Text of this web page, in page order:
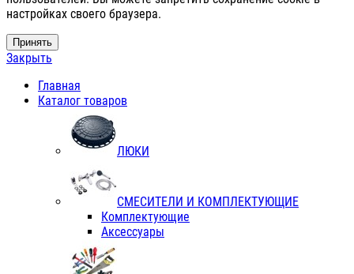
настройках своего браузера.
Принять
Закрыть
Главная
Каталог товаров
ЛЮКИ
СМЕСИТЕЛИ И КОМПЛЕКТУЮЩИЕ
Комплектующие
Аксессуары